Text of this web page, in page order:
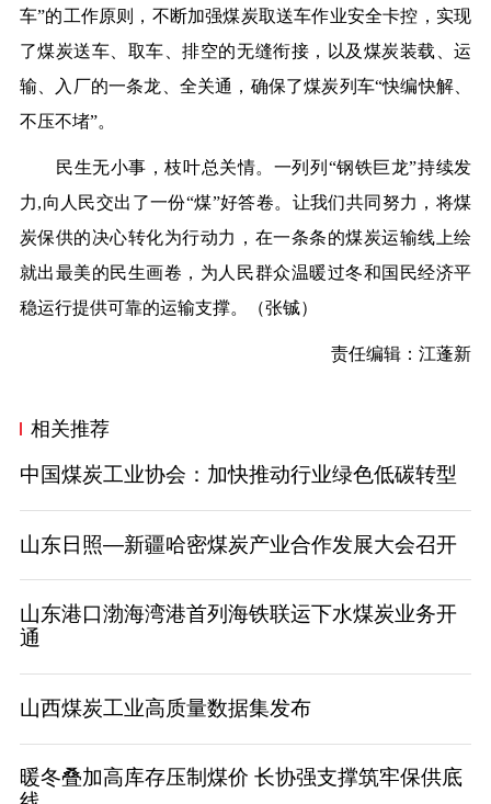
车”的工作原则，不断加强煤炭取送车作业安全卡控，实现
了煤炭送车、取车、排空的无缝衔接，以及煤炭装载、运
输、入厂的一条龙、全关通，确保了煤炭列车“快编快解、
不压不堵”。
民生无小事，枝叶总关情。一列列“钢铁巨龙”持续发
力,向人民交出了一份“煤”好答卷。让我们共同努力，将煤
炭保供的决心转化为行动力，在一条条的煤炭运输线上绘
就出最美的民生画卷，为人民群众温暖过冬和国民经济平
稳运行提供可靠的运输支撑。（张铖）
责任编辑：江蓬新
相关推荐
中国煤炭工业协会：加快推动行业绿色低碳转型
山东日照—新疆哈密煤炭产业合作发展大会召开
山东港口渤海湾港首列海铁联运下水煤炭业务开
通
山西煤炭工业高质量数据集发布
暖冬叠加高库存压制煤价 长协强支撑筑牢保供底